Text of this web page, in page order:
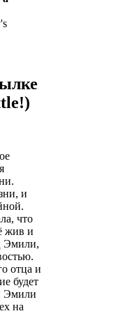
и
что
жив и
Эмили,
отца и
будет
Эмили
на